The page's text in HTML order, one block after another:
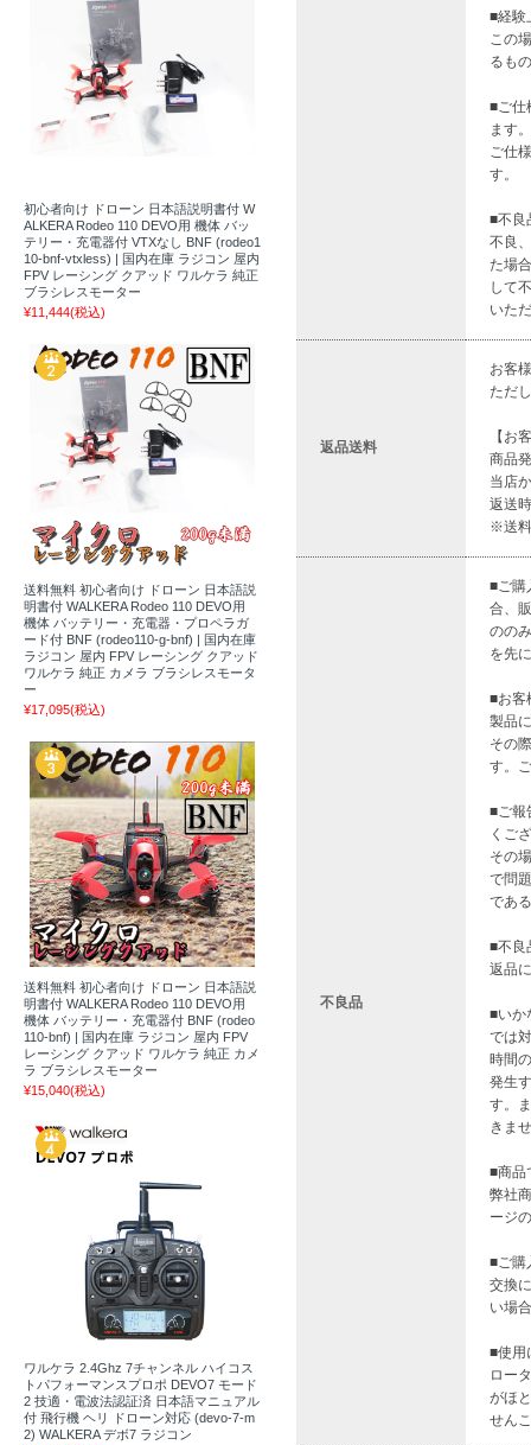
■経験
この
るも
■ご仕
ます。
ご仕
す。
■不良
不良
た場
して
いた
返品送料
お客
ただ
【お
商品
当店
返送
※送料
不良品
■ご購
合、
のの
を先
■お客
製品
その
す。
■ご報
くご
その
で問
であ
■不良
返品
■いか
では
時間
発生
す。
きま
■商品
弊社
ージ
■ご購
交換
い場
■使用
ロー
がほ
せん
初心者向け ドローン 日本語説明書付 W
ALKERA Rodeo 110 DEVO用 機体 バッ
テリー・充電器付 VTXなし BNF (rodeo1
10-bnf-vtxless) | 国内在庫 ラジコン 屋内
FPV レーシング クアッド ワルケラ 純正
ブラシレスモーター
¥11,444(税込)
送料無料 初心者向け ドローン 日本語説
明書付 WALKERA Rodeo 110 DEVO用
機体 バッテリー・充電器・プロペラガ
ード付 BNF (rodeo110-g-bnf) | 国内在庫
ラジコン 屋内 FPV レーシング クアッド
ワルケラ 純正 カメラ ブラシレスモータ
ー
¥17,095(税込)
送料無料 初心者向け ドローン 日本語説
明書付 WALKERA Rodeo 110 DEVO用
機体 バッテリー・充電器付 BNF (rodeo
110-bnf) | 国内在庫 ラジコン 屋内 FPV
レーシング クアッド ワルケラ 純正 カメ
ラ ブラシレスモーター
¥15,040(税込)
ワルケラ 2.4Ghz 7チャンネル ハイコス
トパフォーマンスプロポ DEVO7 モード
2 技適・電波法認証済 日本語マニュアル
付 飛行機 ヘリ ドローン対応 (devo-7-m
2) WALKERA デボ7 ラジコン